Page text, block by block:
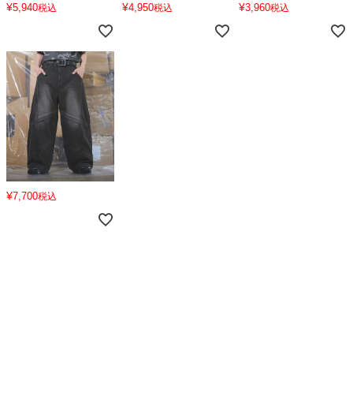
¥5,940税込 ¥4,950税込 ¥3,960税込
¥7,700税込